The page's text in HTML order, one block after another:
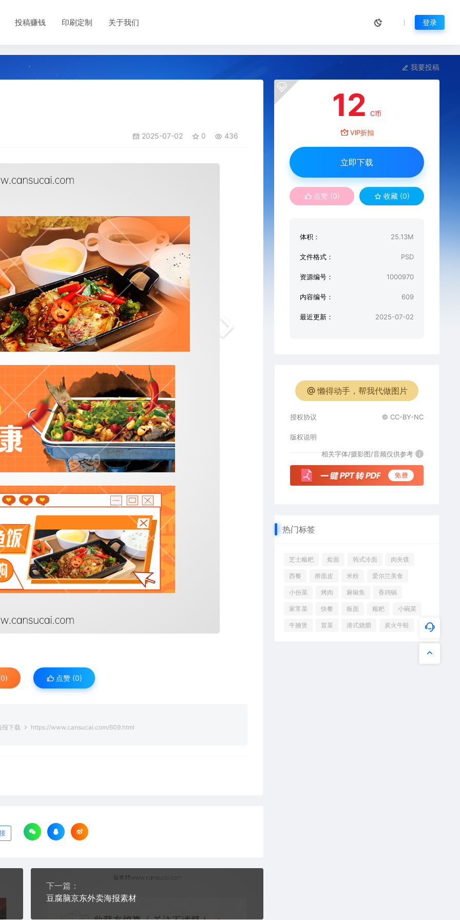
投稿赚钱 印刷定制 关于我们 登录
我要投稿
2025-07-02 0 436
点赞 (0)
下载 https://www.cansucai.com/609.html
下一篇：
豆腐脑京东外卖海报素材
12 C币
VIP折扣
立即下载
点赞 (0) 收藏 (0)
体积： 25.13M
文件格式： PSD
资源编号： 1000970
内容编号： 609
最近更新： 2025-07-02
懒得动手，帮我代做图片
授权协议 © CC-BY-NC
版权说明
相关字体/摄影图/音频仅供参考 i
热门标签
芝士糍粑 烩面 韩式冷面 肉夹馍
西餐 擀面皮 米粉 爱尔兰美食
小份菜 烤肉 麻椒鱼 香鸡锅
家常菜 快餐 板面 糍粑 小碗菜
牛腩煲 冒菜 港式烧腊 炭火牛蛙